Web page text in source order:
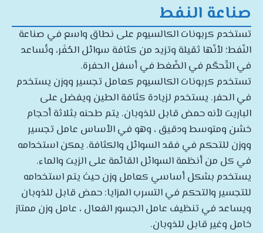
صناعة النفط
تستخدم كربونات الكالسيوم على نطاق واسع في صناعة
النّفط؛ لأنّها ثقيلة وتزيد من كثافة سوائل الحُفَر، وتُساعد
في التّحكّم في الضّغط في أسفل الحفرة.
تستخدم كربونات الكالسيوم كعامل تجسير ووزن يستخدم
في الحفر. يستخدم لزيادة كثافة الطين ويفضل على
الباريت لأنه حمض قابل للذوبان. يتم طحنه بثلاثة أحجام
خشن ومتوسط ودقيق ، وهو في الأساس عامل تجسير
ووزن للتحكم في فقد السوائل والكثافة. يمكن استخدامه
في كل من أنظمة السوائل القائمة على الزيت والماء.
يستخدم بشكل أساسي كعامل وزن حيث يتم استخدامه
للتجسير والتحكم في التسرب المزايا: حمض قابل للذوبان
ويساعد في تنظيف عامل الجسور الفعال ، عامل وزن ممتاز
خامل وغير قابل للذوبان.